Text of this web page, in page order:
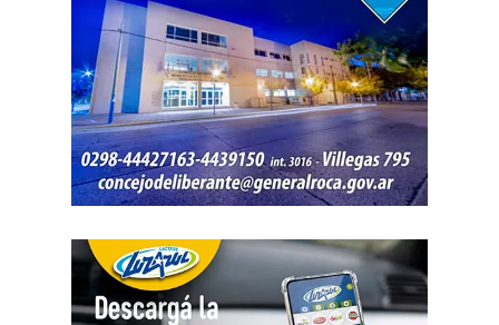
Los proyectos
El programa reúne cinco proyectos estratégicos. En
Guardia Mitre se construirán 85 km de nueva red eléctrica
y 3 centros de transformación. La obra ampliará las
conexiones rurales, permitirá incorporar bombeo y riego
presurizado y reducirá más de 50% el costo energético
En Negro Muerto se instalarán 32,2 km de red eléctrica,
un cruce sobre el río Negro y 7 centros de transformación.